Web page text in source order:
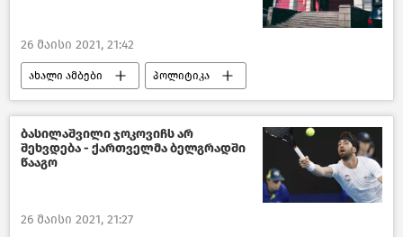
26 მაისი 2021, 21:42
ახალი ამბები პოლიტიკა
საქართველო
ბასილაშვილი ჯოკოვიჩს არ
შეხვდება - ქართველმა ბელგრადში
წააგო
26 მაისი 2021, 21:27